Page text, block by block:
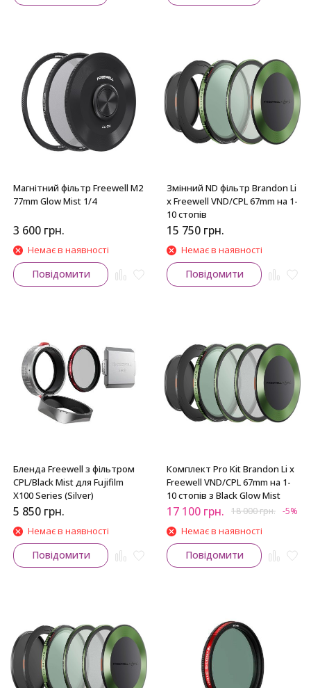
Магнітний фільтр Freewell M2
77mm Glow Mist 1/4
3 600 грн.
Немає в наявності
Повідомити
Змінний ND фільтр Brandon Li
x Freewell VND/CPL 67mm на 1-
10 стопів
15 750 грн.
Немає в наявності
Повідомити
Бленда Freewell з фільтром
CPL/Black Mist для Fujifilm
X100 Series (Silver)
5 850 грн.
Немає в наявності
Повідомити
Комплект Pro Kit Brandon Li x
Freewell VND/CPL 67mm на 1-
10 стопів з Black Glow Mist
17 100 грн. 18 000грн. -5%
Немає в наявності
Повідомити